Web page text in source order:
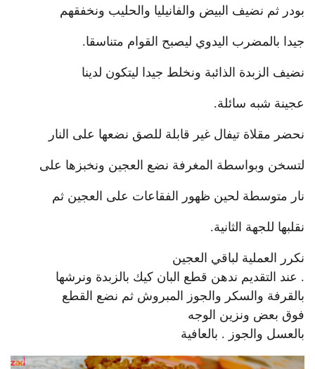
بودر ثم نضيف البيض والفانيليا والحليب ونخفقهم
جيدا بالمضرب اليدوي ليصبح القوام متناسقا.
نضيف الزبدة الذائبة ونخلط جيدا ليتكون لدينا
عجينة شبه سائلة.
نحضر مقلاة تيفال غير قابلة للصق نضعها على النار
لتسخن وبواسطة المغرفة نضع العجين ونخبزها على
نار متوسطة لحين ظهور الفقاعات على العجين ثم
نقلبها للجهة الثانية.
نكرر العملية لباقي العجين
. عند التقديم ندهن قطع البان كيك بالزبدة ونرشها
بالقرفة والسكر والجوز المبروش ثم نضع القطع
فوق بعض ونزين الوجه
بالعسل والجوز . بالعافية